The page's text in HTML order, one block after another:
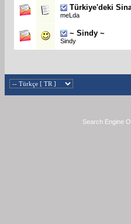
Türkiye'deki
meLda
~ Sindy ~
Sindy
Search Engine